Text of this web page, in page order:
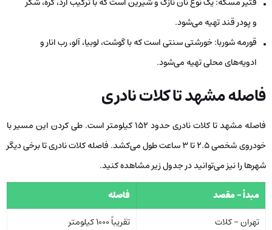
و پودر قند تهیه می‌شود.
قورمه شوربا: خورشتی سنتی است که با گوشت، لوبیا، آلو، رب انار و
ادویه‌های محلی تهیه می‌شود.
فاصله مشهد تا کلات نادری
فاصله مشهد تا کلات نادری حدود ۱۵۲ کیلومتر است. طی کردن این مسیر با
خودروی شخصی ۲.۵ تا ۳ ساعت طول می‌کشد. فاصله کلات نادری تا برخی دیگر
شهرها را نیز می‌توانید در جدول زیر مشاهده کنید.
مبدأ – مقصد
فاصله
تهران – کلات
تقریباً ۱۰۰۰ کیلومتر